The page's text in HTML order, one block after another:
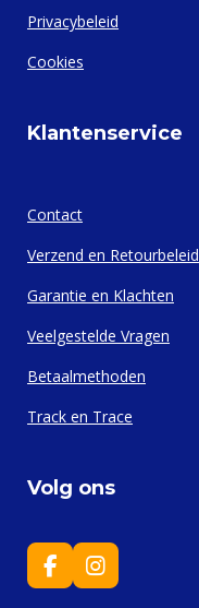
Privacybeleid
Cookies
Klantenservice
Contact
Verzend en Retourbeleid
Garantie en Klachten
Veelgestelde Vragen
Betaalmethoden
Track en Trace
Volg ons
F
a
I
n